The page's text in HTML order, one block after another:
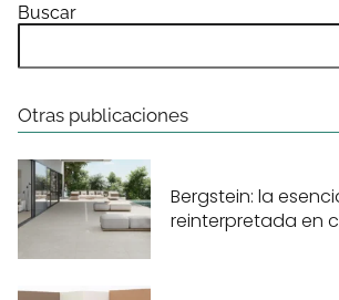
Buscar
Otras publicaciones
Bergstein: la
reinterpretada en